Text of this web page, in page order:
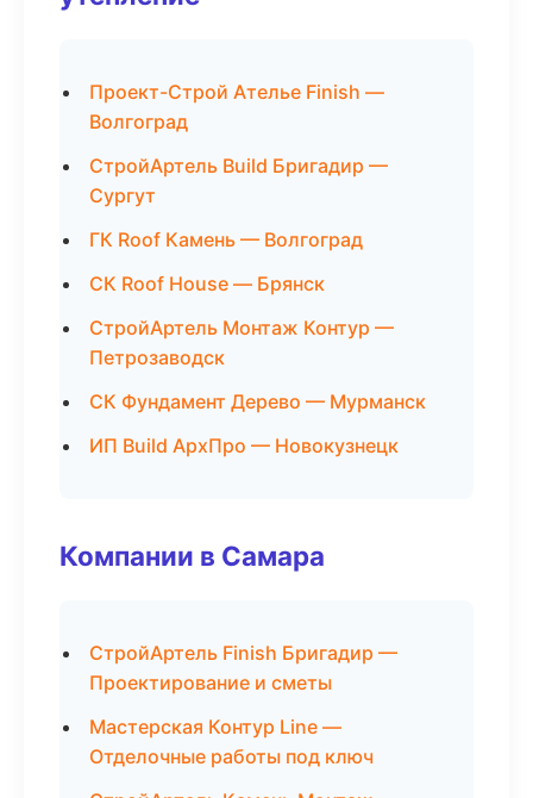
Проект-Строй Ателье Finish —
Волгоград
СтройАртель Build Бригадир —
Сургут
ГК Roof Камень — Волгоград
СК Roof House — Брянск
СтройАртель Монтаж Контур —
Петрозаводск
СК Фундамент Дерево — Мурманск
ИП Build АрхПро — Новокузнецк
Компании в Самара
СтройАртель Finish Бригадир —
Проектирование и сметы
Мастерская Контур Line —
Отделочные работы под ключ